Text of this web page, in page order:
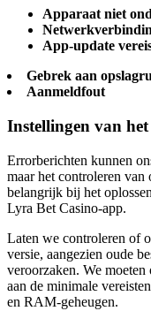
Apparaat niet
App-update
Gebrek aan
Aanmeldfout
Instellingen van
Errorberichten kunnen
maar het controleren van
belangrijk bij het
Lyra Bet Casino-app.
Laten we controleren of
versie, aangezien oude
veroorzaken. We
aan de minimale
en RAM-geheugen.